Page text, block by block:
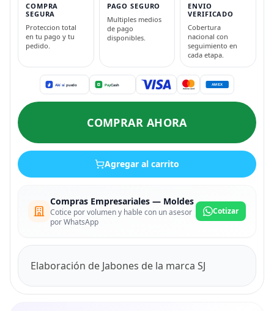
COMPRA
SEGURA
Proteccion total
en tu pago y tu
pedido.
PAGO SEGURO
Multiples medios
de pago
disponibles.
ENVIO
VERIFICADO
Cobertura
nacional con
seguimiento en
cada etapa.
COMPRAR AHORA
Agregar al carrito
Compras Empresariales — Moldes
Cotice por volumen y hable con un asesor
por WhatsApp
Cotizar
Elaboración de Jabones de la marca SJ